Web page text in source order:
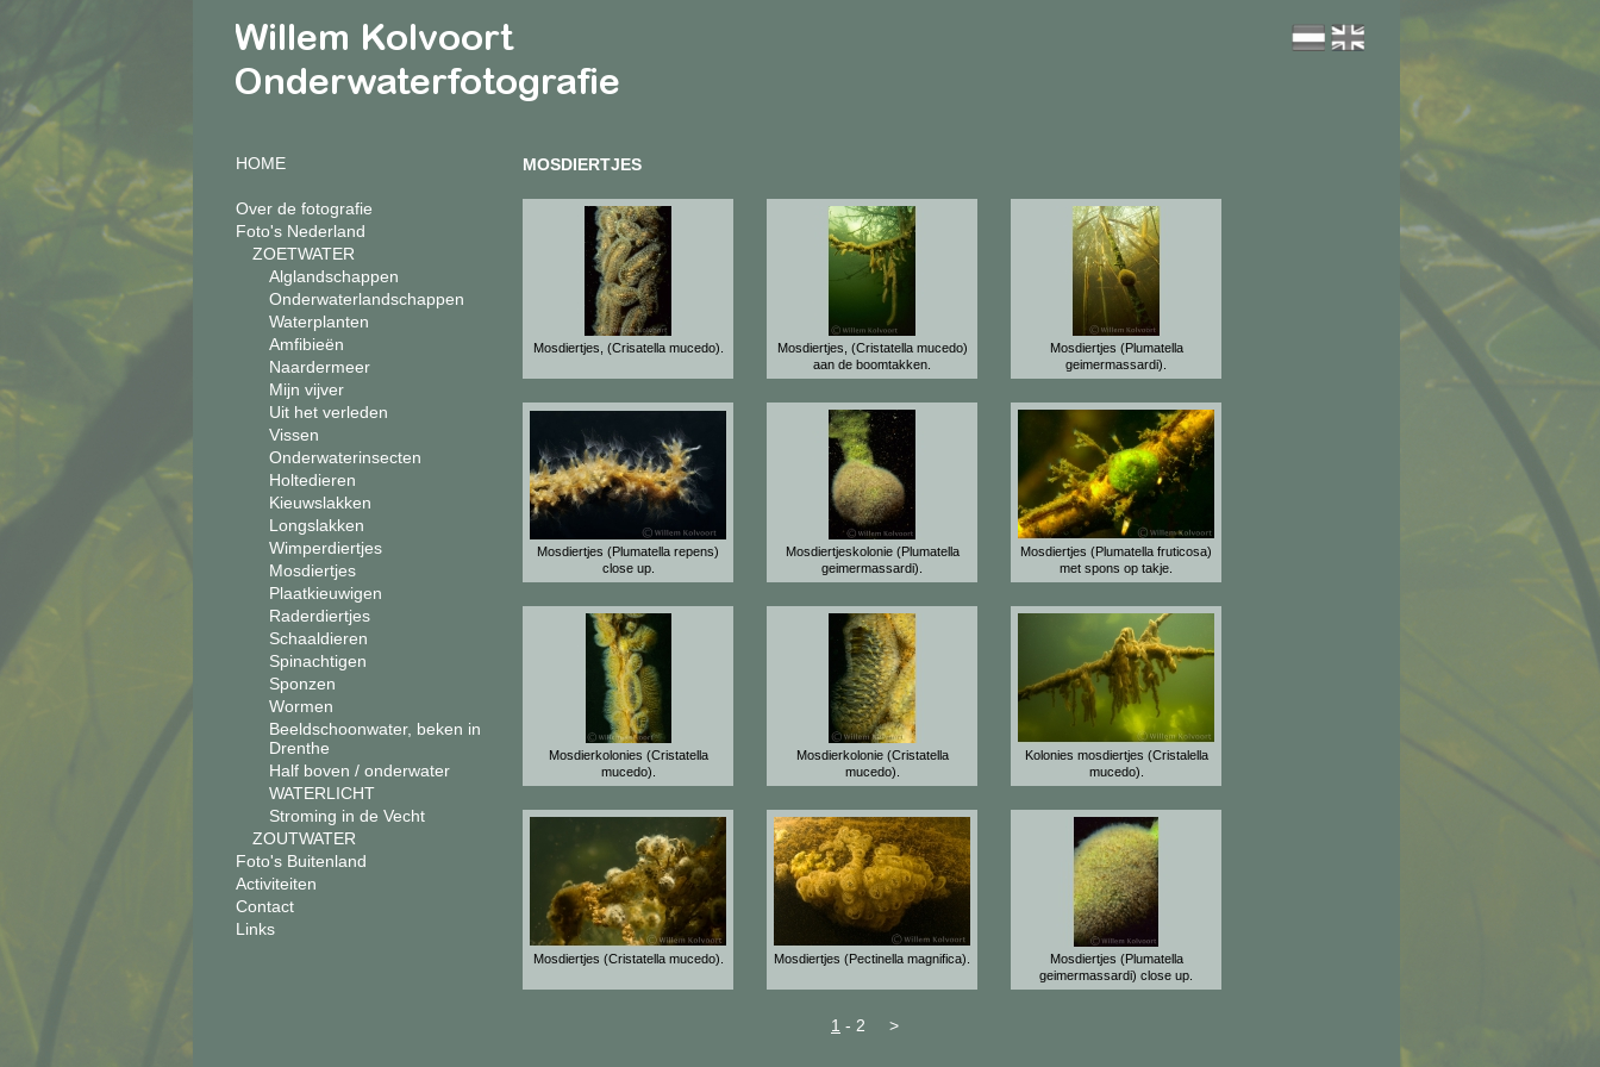
HOME
Over de fotografie
Foto's Nederland
ZOETWATER
Alglandschappen
Onderwaterlandschappen
Waterplanten
Amfibieën
Naardermeer
Mijn vijver
Uit het verleden
Vissen
Onderwaterinsecten
Holtedieren
Kieuwslakken
Longslakken
Wimperdiertjes
Mosdiertjes
Plaatkieuwigen
Raderdiertjes
Schaaldieren
Spinachtigen
Sponzen
Wormen
Beeldschoonwater, beken in
Drenthe
Half boven / onderwater
WATERLICHT
Stroming in de Vecht
ZOUTWATER
Foto's Buitenland
Activiteiten
Contact
Links
MOSDIERTJES
Mosdiertjes, (Crisatella mucedo).
Mosdiertjes, (Cristatella mucedo)
aan de boomtakken.
Mosdiertjes (Plumatella
geimermassardi).
Mosdiertjes (Plumatella repens)
close up.
Mosdiertjeskolonie (Plumatella
geimermassardi).
Mosdiertjes (Plumatella fruticosa)
met spons op takje.
Mosdierkolonies (Cristatella
mucedo).
Mosdierkolonie (Cristatella
mucedo).
Kolonies mosdiertjes (Cristalella
mucedo).
Mosdiertjes (Cristatella mucedo). Mosdiertjes (Pectinella magnifica).
Mosdiertjes (Plumatella
geimermassardi) close up.
1 - 2 >